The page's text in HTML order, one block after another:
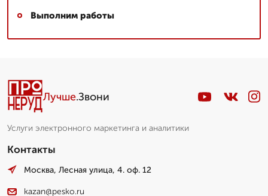
Выполним работы
Лучше.Звони
Услуги электронного маркетинга и аналитики
Контакты
Москва, Лесная улица, 4. оф. 12
kazan@pesko.ru